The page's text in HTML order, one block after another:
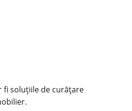
fi soluțiile de curățare